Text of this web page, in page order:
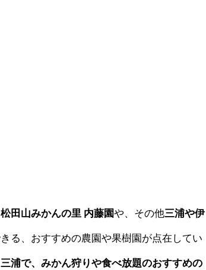
松田山みかんの里 内藤園や、その他三浦や伊
る、おすすめの農園や果樹園が点在してい
浦で、みかん狩りや食べ放題のおすすめの